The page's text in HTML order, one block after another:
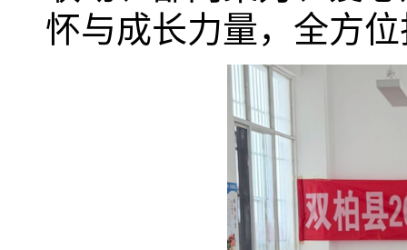
怀与成长力量，全方